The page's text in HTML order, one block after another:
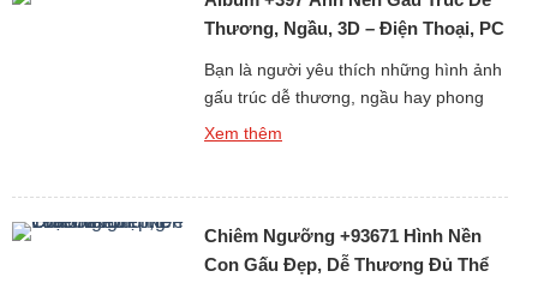
Thương, Ngầu, 3D – Điện Thoại, PC
Bạn là người yêu thích những hình ảnh
gấu trúc dễ thương, ngầu hay phong
cách 3D sống động? Album +397 ảnh
tượng của sự dễ thương và thân thiện,
[…]
Xem thêm
Chiêm Ngưỡng +93671 Hình Nền
Con Gấu Đẹp, Dễ Thương Đủ Thể